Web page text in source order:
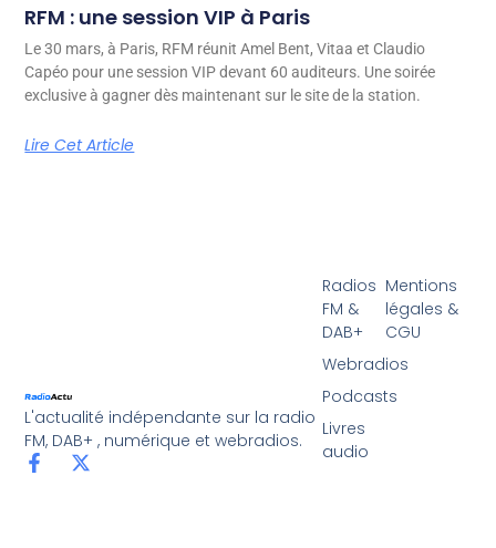
RFM : une session VIP à Paris
Le 30 mars, à Paris, RFM réunit Amel Bent, Vitaa et Claudio
Capéo pour une session VIP devant 60 auditeurs. Une soirée
exclusive à gagner dès maintenant sur le site de la station.
Lire Cet Article
L'actualité indépendante sur la radio
FM, DAB+ , numérique et webradios.
Radios
FM &
DAB+
Webradios
Podcasts
Livres
audio
Mentions
légales &
CGU